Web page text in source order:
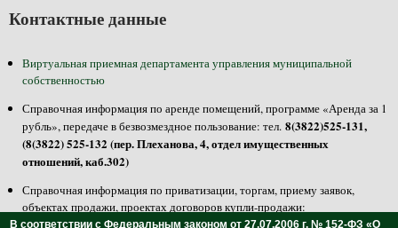
Контактные данные
Виртуальная приемная департамента управления муниципальной
собственностью
Справочная информация по аренде помещений, программе «Аренда за 1
рубль», передаче в безвозмездное пользование: тел. 8(3822)525-131,
(8(3822) 525-132 (пер. Плеханова, 4, отдел имущественных
отношений, каб.302)
Справочная информация по приватизации, торгам, приему заявок,
объектах продажи, проектах договоров купли-продажи:
8(3822)525-100, 525-125 (пер. Плеханова, 4, отдел приватизации,
В соответствии с Федеральным законом от 27.07.2006 г. № 152-ФЗ «О